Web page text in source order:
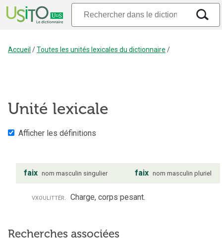
Accueil /Toutes les unités lexicales du dictionnaire /
Unité lexicale
Afficher les définitions
faix nom masculin singulier faix nom masculin pluriel
vxoulittér. Charge, corps pesant.
Recherches associées